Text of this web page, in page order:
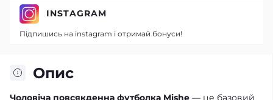
Опис
Чоловіча повсякденна футболка Mishe — це базовий
INSTAGRAM
Підпишись на instagram і отримай бонуси!